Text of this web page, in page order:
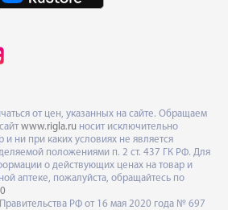
от цен, указанных на сайте. Обращаем
www.rigla.ru носит исключительно
ни при каких условиях не является
положениями п. 2 ст. 437 ГК РФ. Для
о действующих ценах на товар и
аптеке, пожалуйста, обращайтесь по
РФ от 16 мая 2020 года № 697